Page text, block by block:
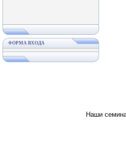
ФОРМА ВХОДА
Наши